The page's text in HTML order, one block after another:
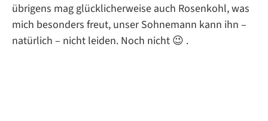
übrigens mag glücklicherweise auch Rosenkohl, was
mich besonders freut, unser Sohnemann kann ihn –
natürlich – nicht leiden. Noch nicht 😉 .